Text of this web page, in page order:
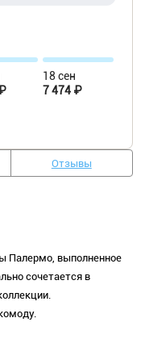
18 сен
7 474 ₽
Отзывы
Палермо, выполненное
сочетается в